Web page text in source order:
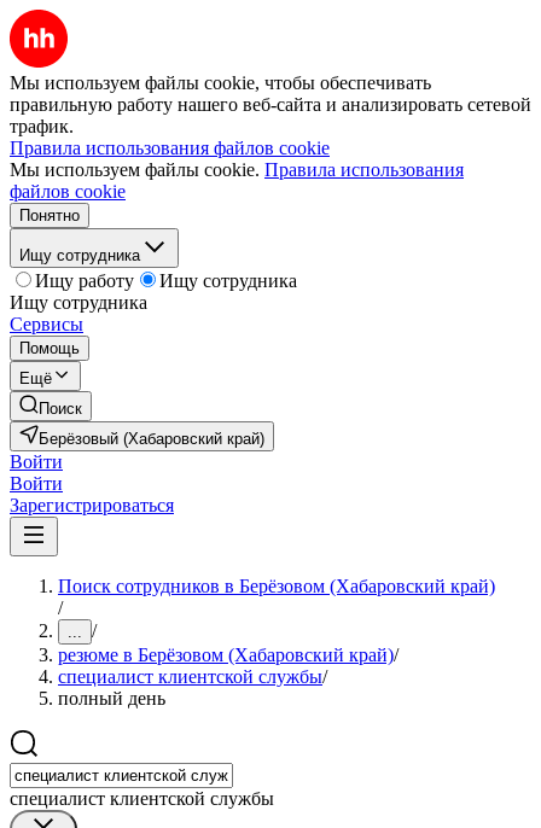
Мы используем файлы cookie, чтобы обеспечивать
правильную работу нашего веб-сайта и анализировать сетевой
трафик.
Правила использования файлов cookie
Мы используем файлы cookie. Правила использования
файлов cookie
Понятно
Ищу сотрудника
Ищу работу
Ищу сотрудника
Ищу сотрудника
Сервисы
Помощь
Ещё
Поиск
Берёзовый (Хабаровский край)
Войти
Войти
Зарегистрироваться
Поиск сотрудников в Берёзовом (Хабаровский край)
/
... /
резюме в Берёзовом (Хабаровский край)/
специалист клиентской службы/
полный день
специалист клиентской службы